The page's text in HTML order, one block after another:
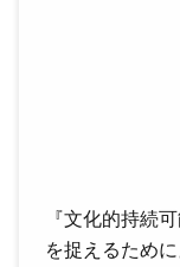
『文化的持続
を捉えるために